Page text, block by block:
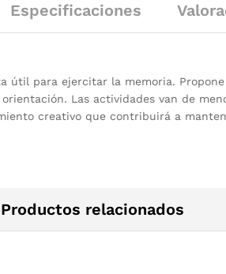
Especificaciones
para ejercitar la memoria.
Las actividades van de
creativo que contribuirá a
Productos relacionados